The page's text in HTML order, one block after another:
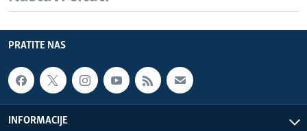
PRATITE NAS
INFORMACIJE